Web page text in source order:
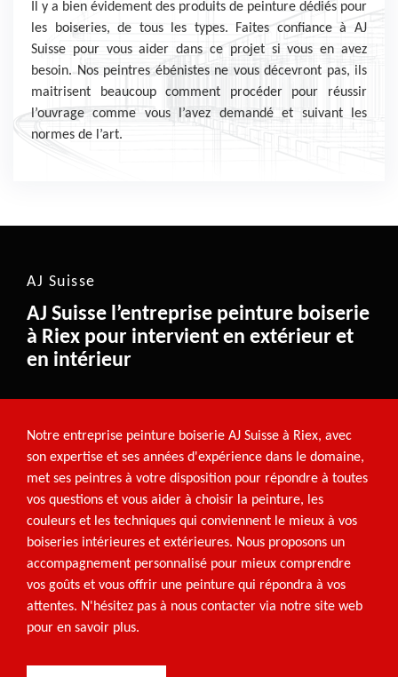
Il y a bien évidement des produits de peinture dédiés pour
les boiseries, de tous les types. Faites confiance à AJ
Suisse pour vous aider dans ce projet si vous en avez
besoin. Nos peintres ébénistes ne vous décevront pas, ils
maitrisent beaucoup comment procéder pour réussir
l’ouvrage comme vous l’avez demandé et suivant les
normes de l’art.
AJ Suisse
AJ Suisse l’entreprise peinture boiserie
à Riex pour intervient en extérieur et
en intérieur
Notre entreprise peinture boiserie AJ Suisse à Riex, avec
son expertise et ses années d'expérience dans le domaine,
met ses peintres à votre disposition pour répondre à toutes
vos questions et vous aider à choisir la peinture, les
couleurs et les techniques qui conviennent le mieux à vos
boiseries intérieures et extérieures. Nous proposons un
accompagnement personnalisé pour mieux comprendre
vos goûts et vous offrir une peinture qui répondra à vos
attentes. N'hésitez pas à nous contacter via notre site web
pour en savoir plus.